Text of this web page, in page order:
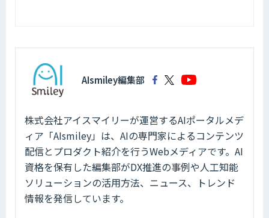
AIsmiley編集部
株式会社アイスマイリーが運営するAIポータルメデ
ィア「AIsmiley」は、AIの専門家によるコンテンツ
配信とプロダクト紹介を行うWebメディアです。AI
資格を保有した編集部がDX推進の事例や人工知能
ソリューションの活用方法、ニュース、トレンド
情報を発信しています。